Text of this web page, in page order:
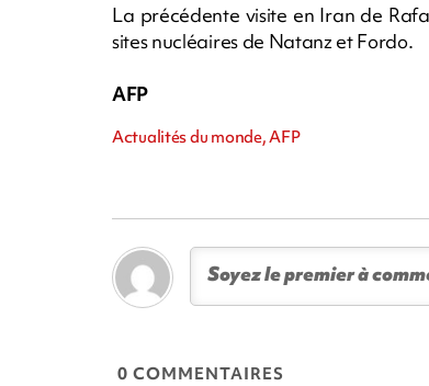
La précédente visite en Iran de
sites nucléaires de Natanz et Fordo.
AFP
Actualités du monde, AFP
0 COMMENTAIRES